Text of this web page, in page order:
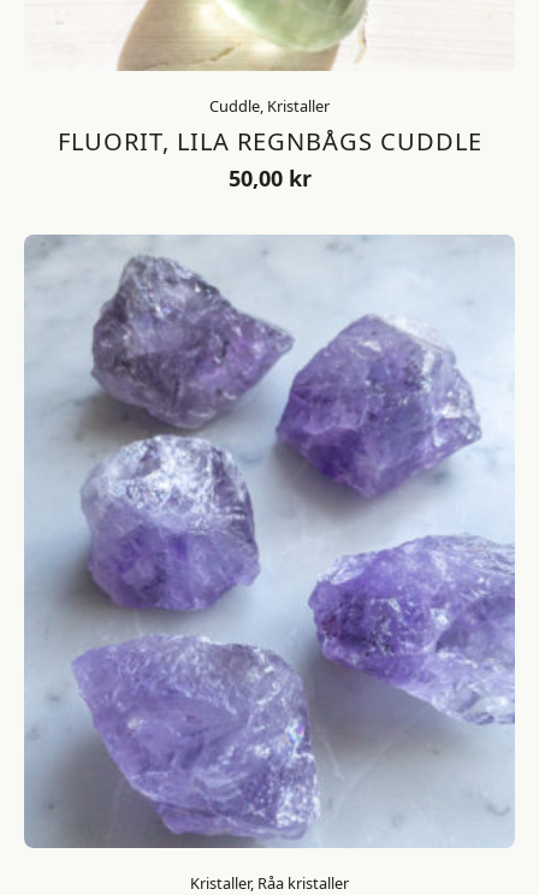
Cuddle, Kristaller
FLUORIT, LILA REGNBÅGS CUDDLE
50,00 kr
Kristaller, Råa kristaller